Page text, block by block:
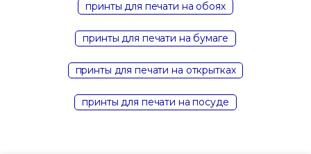
принты для печати на обоях
принты для печати на бумаге
принты для печати на открытках
принты для печати на посуде